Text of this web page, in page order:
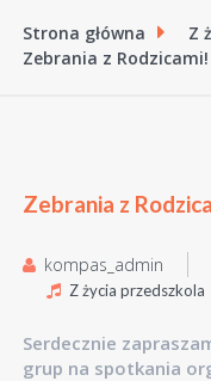
Strona główna
Z
Zebrania z Rodzicami!
Zebrania z
kompas_admin
Z życia przedszkola
Serdecznie
grup na spotkania